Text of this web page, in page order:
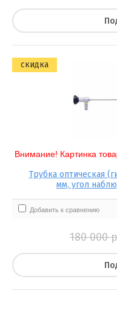
скидка
Внимание! Картинка
Трубка оптическая
мм, угол
Добавить к сравнению
180 000